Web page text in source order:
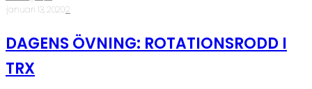
·januari 13, 2020·2
DAGENS ÖVNING: ROTATIONSRODD I
TRX